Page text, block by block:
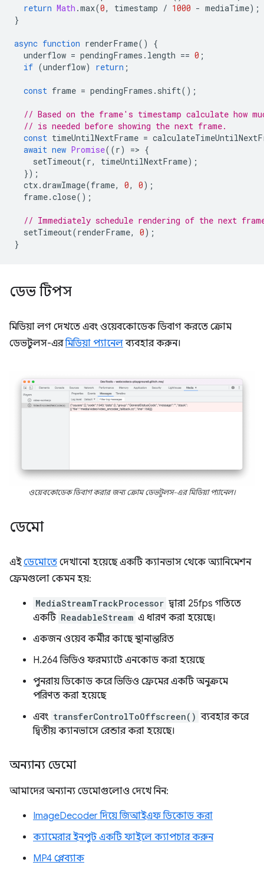
return Math .max(0, timestamp / 1000 - mediaTime);
}
async function renderFrame()
{
underflow = pendingFrames . length == 0 ;
if (underflow) return ;
const frame = pendingFrames . shift();
// Based on the frame's timestamp calculate how
// is needed before showing the next frame.
const timeUntilNextFrame =
await new Promise((r) => {
setTimeout(r, timeUntilNextFrame);
});
ctx.drawImage(frame, 0, 0);
frame.close();
// Immediately schedule rendering of the next
setTimeout(renderFrame, 0);
}
ডেভ টিপস
মিডিয়া লগ দেখতে এবং ওয়েবকোডেক ডিবাগ করতে ক্রোম
ডেভটুলস-এরমিডিয়া প্যানেলব্যবহার করুন।
ওয়েবকোডেক ডিবাগ করার জন্য ক্রোম ডেভটুলস-এর মিডিয়া প্যানেল।
ডেমো
এইডেমোতে দেখানো হয়েছে একটি ক্যানভাস থেকে অ্যানিমেশন
ফ্রেমগুলো কেমন হয়:
MediaStreamTrackProcessor দ্বারা 25fps গতিতে
একটি ReadableStream এ ধারণ করা হয়েছে।
একজন ওয়েব কর্মীর কাছে স্থানান্তরিত
H.264 ভিডিও ফরম্যাটে এনকোড করা হয়েছে
পুনরায় ডিকোড করে ভিডিও ফ্রেমের একটি অনুক্রমে
পরিণত করা হয়েছে
এবং transferControlToOffscreen() ব্যবহার করে
দ্বিতীয় ক্যানভাসে রেন্ডার করা হয়েছে।
অন্যান্য ডেমো
আমাদের অন্যান্য ডেমোগুলোও দেখে নিন:
ImageDecoder দিয়ে জিআইএফ ডিকোড করা
ক্যামেরার ইনপুট একটি ফাইলে ক্যাপচার করুন
MP4 প্লেব্যাক